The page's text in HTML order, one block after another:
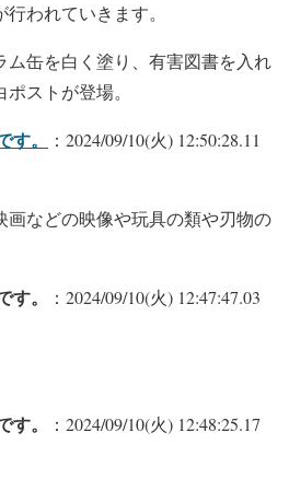
われていきます。
ム缶を白く塗り、有害図書を入れ
ストが登場。
。
：2024/09/10(火) 12:50:28.11
画などの映像や玩具の類や刃物の
。
：2024/09/10(火) 12:47:47.03
。
：2024/09/10(火) 12:48:25.17